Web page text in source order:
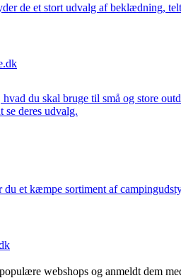
de et stort udvalg af beklædning,
du skal bruge til små og store
se deres udvalg.
et kæmpe sortiment af
webshops og anmeldt dem